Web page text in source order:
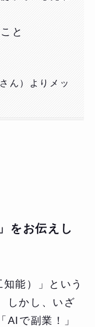
と
ん）よりメッ
をお伝えし
能）」という
しかし、いざ
AIで副業！」